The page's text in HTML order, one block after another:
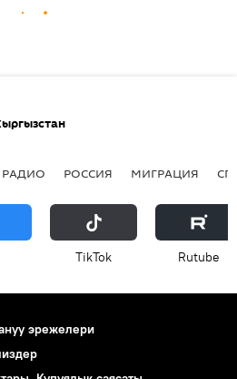
РАДИО РОССИЯ МИГРАЦИЯ
ТikТоk Rutube
эрежелери